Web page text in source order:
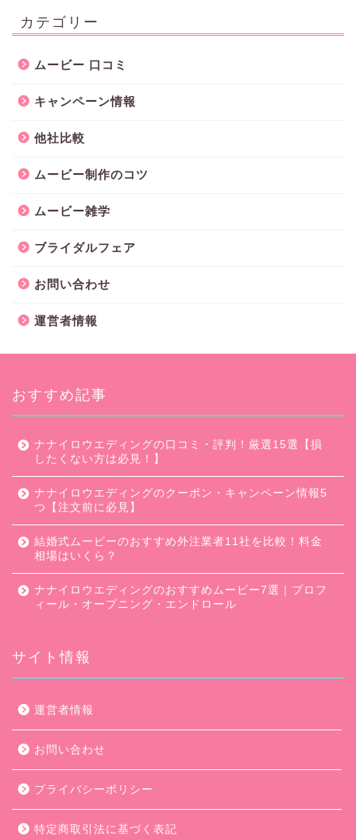
カテゴリー
ムービー 口コミ
キャンペーン情報
他社比較
ムービー制作のコツ
ムービー雑学
ブライダルフェア
お問い合わせ
運営者情報
おすすめ記事
ナナイロウエディングの口コミ・評判！厳選15選【損
したくない方は必見！】
ナナイロウエディングのクーポン・キャンペーン情報5
つ【注文前に必見】
結婚式ムービーのおすすめ外注業者11社を比較！料金
相場はいくら？
ナナイロウエディングのおすすめムービー7選｜プロフ
ィール・オープニング・エンドロール
サイト情報
運営者情報
お問い合わせ
プライバシーポリシー
特定商取引法に基づく表記ムービー制作のコツ